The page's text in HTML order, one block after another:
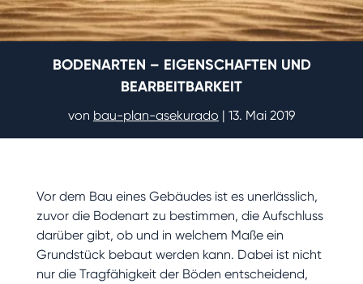
BODENARTEN – EIGENSCHAFTEN UND
BEARBEITBARKEIT
von bau-plan-asekurado | 13. Mai 2019
Vor dem Bau eines Gebäudes ist es unerlässlich,
zuvor die Bodenart zu bestimmen, die Aufschluss
darüber gibt, ob und in welchem Maße ein
Grundstück bebaut werden kann. Dabei ist nicht
nur die Tragfähigkeit der Böden entscheidend,